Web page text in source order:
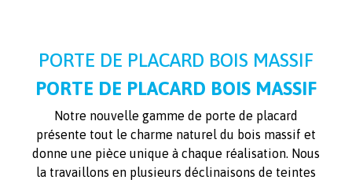
PORTE DE PLACARD BOIS MASSIF
PORTE DE PLACARD BOIS MASSIF
Notre nouvelle gamme de porte de placard
présente tout le charme naturel du bois massif et
donne une pièce unique à chaque réalisation. Nous
la travaillons en plusieurs déclinaisons de teintes